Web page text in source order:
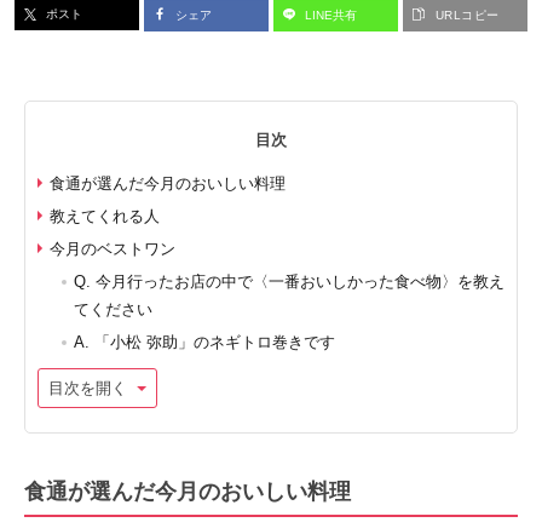
ポスト シェア LINE共有 URLコピー
目次
食通が選んだ今月のおいしい料理
教えてくれる人
今月のベストワン
Q. 今月行ったお店の中で〈一番おいしかった食べ物〉を教え
てください
A. 「小松 弥助」のネギトロ巻きです
目次を開く
食通が選んだ今月のおいしい料理